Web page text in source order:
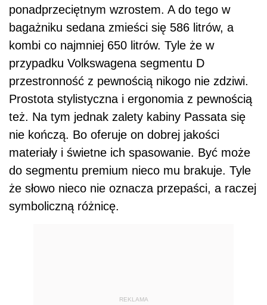
ponadprzeciętnym wzrostem. A do tego w
bagażniku sedana zmieści się 586 litrów, a
kombi co najmniej 650 litrów. Tyle że w
przypadku Volkswagena segmentu D
przestronność z pewnością nikogo nie zdziwi.
Prostota stylistyczna i ergonomia z pewnością
też. Na tym jednak zalety kabiny Passata się
nie kończą. Bo oferuje on dobrej jakości
materiały i świetne ich spasowanie. Być może
do segmentu premium nieco mu brakuje. Tyle
że słowo nieco nie oznacza przepaści, a raczej
symboliczną różnicę.
REKLAMA